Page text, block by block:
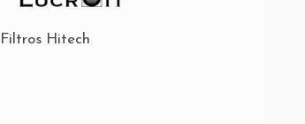
Filtros Hitech